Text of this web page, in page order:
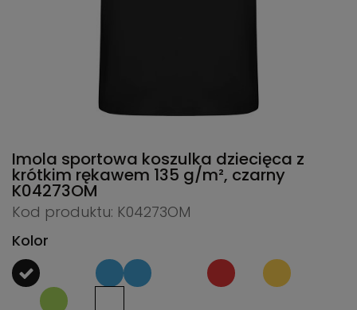
Imola sportowa koszulka dziecięca z
krótkim rękawem 135 g/m², czarny
K04273OM
Kod produktu: K04273OM
Kolor